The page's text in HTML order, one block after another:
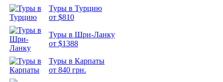
Туры в Турцию
от $810
Туры в Шри-Ланку
от $1388
Туры в Карпаты
от 840 грн.